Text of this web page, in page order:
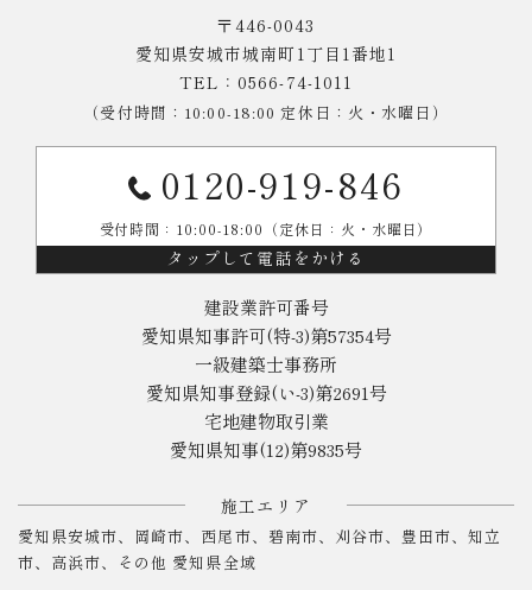
〒446-0043
愛知県安城市城南町1丁目1番地1
TEL：0566-74-1011
（受付時間：10:00-18:00 定休日：火・水曜日）
0120-919-846
受付時間：10:00-18:00（定休日：火・水曜日）
タップして電話をかける
建設業許可番号
愛知県知事許可(特-3)第57354号
一級建築士事務所
愛知県知事登録(い-3)第2691号
宅地建物取引業
愛知県知事(12)第9835号
施工エリア
愛知県安城市、岡崎市、西尾市、碧南市、刈谷市、豊田市、知立
市、高浜市、その他 愛知県全域